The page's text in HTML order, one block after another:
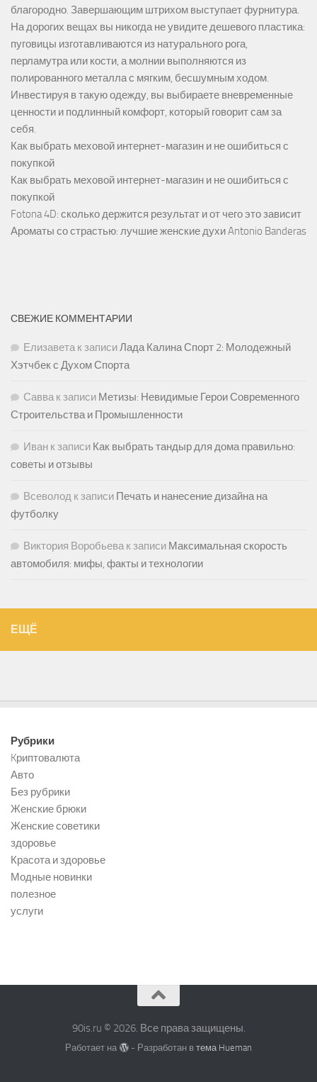
благородно. Завершающим штрихом выступает фурнитура.
На дорогих вещах вы никогда не увидите дешевого пластика:
пуговицы изготавливаются из натурального рога,
перламутра или кости, а молнии выполняются из
полированного металла с мягким, бесшумным ходом.
Инвестируя в такую одежду, вы выбираете вневременные
ценности и подлинный комфорт, который говорит сам за
себя.
Как выбрать меховой интернет-магазин и не ошибиться с
покупкой
Как выбрать меховой интернет-магазин и не ошибиться с
покупкой
Fotona 4D: сколько держится результат и от чего это зависит
Ароматы со страстью: лучшие женские духи Antonio Banderas
СВЕЖИЕ КОММЕНТАРИИ
Елизаветак записиЛада Калина Спорт 2: Молодежный
Хэтчбек с Духом Спорта
Саввак записи Метизы: Невидимые Герои Современного
Строительства и Промышленности
Иван к записи Как выбрать тандыр для дома правильно:
советы и отзывы
Всеволод к записи Печать и нанесение дизайна на
футболку
Виктория Воробьевак записи Максимальная скорость
автомобиля: мифы, факты и технологии
ЕЩЁ
Рубрики
Kриптовалюта
Авто
Без рубрики
Женские брюки
Женские советики
здоровье
Красота и здоровье
Модные новинки
полезное
услуги
90is.ru © 2026. Все права защищены.
Работает на - Разработан в тема Hueman